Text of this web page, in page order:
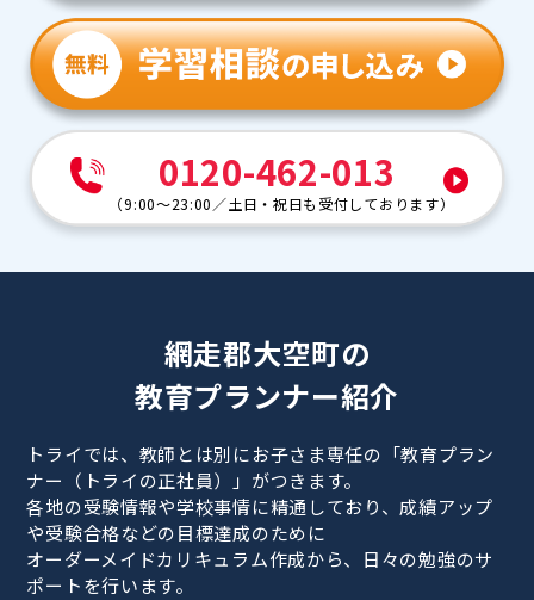
0120-462-013
（9:00～23:00 ／土日・祝日も受付しております）
網走郡大空町の
教育プランナー紹介
トライでは、教師とは別にお子さま専任の「教育プラン
ナー（トライの正社員）」がつきます。
各地の受験情報や学校事情に精通しており、成績アップ
や受験合格などの目標達成のために
オーダーメイドカリキュラム作成から、日々の勉強のサ
ポートを行います。